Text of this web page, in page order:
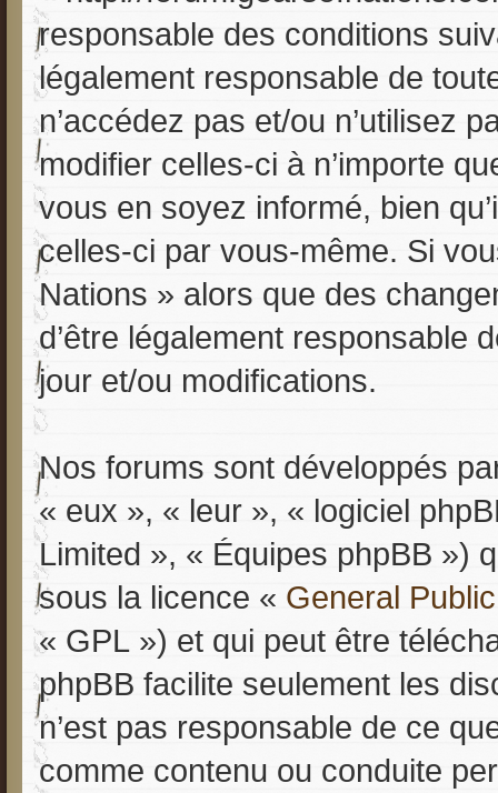
responsable des conditions
légalement responsable de
n’accédez pas et/ou n’utilisez
modifier celles-ci à n’importe
vous en soyez informé, bien
celles-ci par vous-même. Si
Nations » alors que des
d’être légalement responsable
jour et/ou modifications.
Nos forums sont développés
« eux », « leur », « logiciel
Limited », « Équipes phpBB »)
sous la licence « General
« GPL ») et qui peut être
phpBB facilite seulement les
n’est pas responsable de ce
comme contenu ou conduite